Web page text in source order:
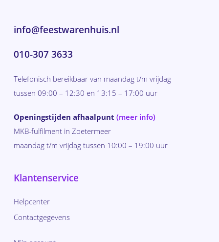
info@feestwarenhuis.nl
010-307 3633
Telefonisch bereikbaar van maandag t/m vrijdag
tussen 09:00 – 12:30 en 13:15 – 17:00 uur
Openingstijden afhaalpunt (meer info)
MKB-fulfilment in Zoetermeer
maandag t/m vrijdag tussen 10:00 – 19:00 uur
Klantenservice
Helpcenter
Contactgegevens